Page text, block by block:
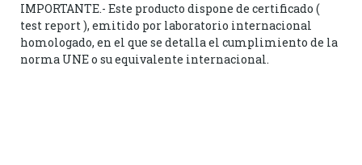
IMPORTANTE.- Este producto dispone de certificado (
test report ), emitido por laboratorio internacional
homologado, en el que se detalla el cumplimiento de la
norma UNE o su equivalente internacional.